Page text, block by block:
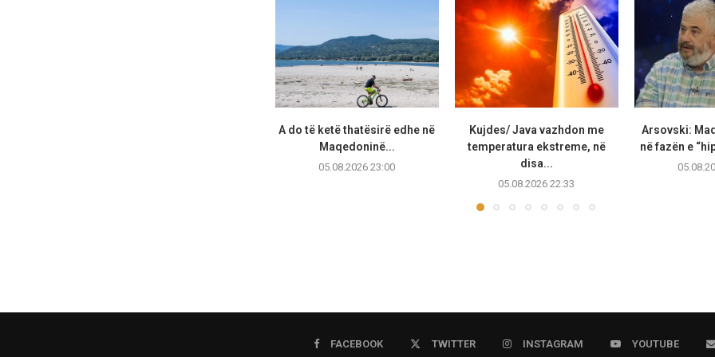
A do të ketë thatësirë edhe në
Maqedoninë...
05.08.2026 23:00
Kujdes/ Java vazhdon me
temperatura ekstreme, në
disa...
05.08.2026 22:33
Arsovski:
në fazën e
FACEBOOK TWITTER INSTAGRAM YOUTUBE